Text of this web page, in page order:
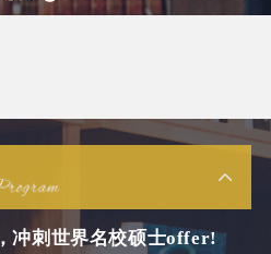
冲刺世界名校硕士offer!